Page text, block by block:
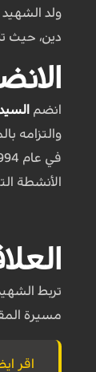
ولد الشهيد
دين، حيث
انضم
والتزامه
الأنشطة
تربط
مسيرة
اقر